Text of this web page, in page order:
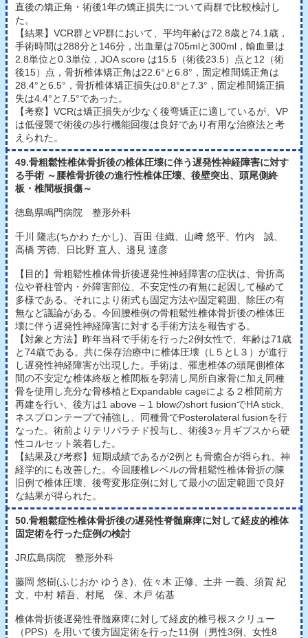
直後の矯正角・術後1年の矯正損失について両群で比較検討し
た。
【結果】VCR群とVP群において、平均年齢は72.8歳と74.1歳，
手術時間は288分と146分，出血量は705mlと300ml，輸血量は
2.8単位と0.3単位，JOA score は15.5（術後23.5）点と12（術
後15）点，骨折椎体矯正角は22.6°と6.8°，固定椎間矯正角は
28.4°と6.5°，骨折椎体矯正損失は0.8°と7.3°，固定椎間矯正損
失は4.4°と7.5°であった。
【考察】VCRは矯正損失が少なく後弯矯正に適しているが、VP
は低侵襲で術後の歩行機能回復は良好であり有用な治療法と考
えられた。
49.骨粗鬆性椎体骨折後の椎体圧壊に伴う遅発性神経障害に対す
る手術 ～腰椎骨折後の進行性椎体圧壊、後壁突出、頭尾側終
板・椎間板損傷～
徳島県鳴門病院 整形外科
千川 隆志(ちかわ たかし)、百田 佳織、山﨑 悠平、竹内 誠、
高橋 芳徳、日比野 直人、邉見 達彦
【目的】骨粗鬆性椎体骨折後遅発性神経障害の症状は、骨折高
位や脊柱管内・外障害部位、不安定性の有無に起因して極めて
多様である。それにより術式も固定方法や固定範囲、除圧の有
無など議論がある。今回腰椎例の骨粗鬆性椎体骨折後の椎体圧
壊に伴う遅発性神経障害に対する手術方法を報告する。
【対象と方法】昨年当科で手術を行った2例女性で、年齢は71歳
と74歳である。共に保存治療中に椎体圧壊（L５とL３）が進行
し遅発性神経障害が出現した。手術は、罹患椎体の頭尾側椎体
間の不安定な椎体終板と椎間板を郭清し局所自家骨に加え同種
骨を使用し充分な骨移植とExpandable cageによる２椎間前方
再建を行い、後方は1 above – 1 blowのshort fusionでHA stick、
ネスプロンテープで補強し、同種骨でPosterolateral fusionを行
なった。術前よりテリパラチド投与し、術後3ヶ月ギプスから硬
性コルセット装着した。
【結果及び考察】短期成績であるが2例とも骨癒合が得られ、神
経学的にも改善した。今回腰椎レベルの骨粗鬆性椎体骨折の陳
旧例で椎体圧壊、後弯変形症例に対して最小の固定範囲で良好
な結果が得られた。
50.骨粗鬆症性椎体骨折後の遅発性脊髄麻痺に対して経皮的椎体
固定術を行った症例の検討
JR広島病院 整形外科
藤岡 悠樹(ふじおか ゆうき)、佐々木 正修、土井 一義、須賀 紀
文、中村 精吾、村尾 保、木戸 佑基
椎体骨折後遅発性脊髄麻痺に対して経皮的椎弓根スクリュー
（PPS）を用いて後方固定術を行った11例（男性3例、女性8